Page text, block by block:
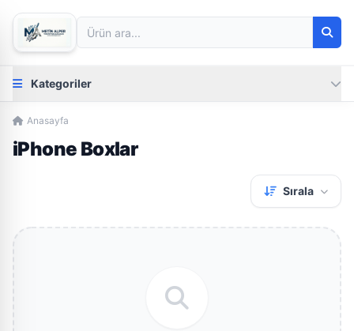
Kategoriler
Anasayfa
iPhone Boxlar
Sırala